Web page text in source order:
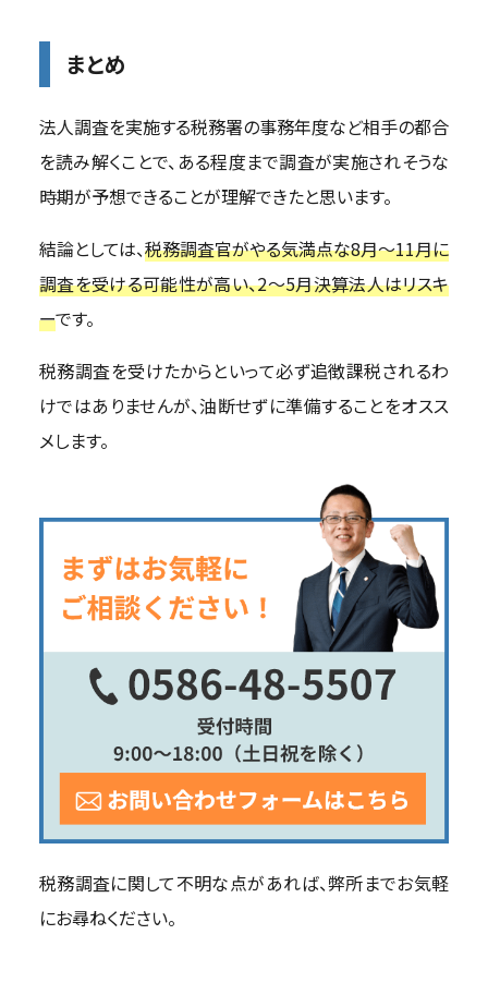
まとめ
法人調査を実施する税務署の事務年度など相手の都合
を読み解くことで、ある程度まで調査が実施されそうな
時期が予想できることが理解できたと思います。
結論としては、税務調査官がやる気満点な8月～11月に
調査を受ける可能性が高い、2～5月決算法人はリスキ
ーです。
税務調査を受けたからといって必ず追徴課税されるわ
けではありませんが、油断せずに準備することをオスス
メします。
税務調査に関して不明な点があれば、弊所までお気軽
にお尋ねください。